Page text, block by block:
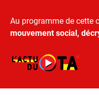
Au programme de cette
mouvement social,